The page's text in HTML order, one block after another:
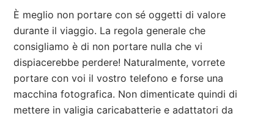
È meglio non portare con sé oggetti di valore
durante il viaggio. La regola generale che
consigliamo è di non portare nulla che vi
dispiacerebbe perdere! Naturalmente, vorrete
portare con voi il vostro telefono e forse una
macchina fotografica. Non dimenticate quindi di
mettere in valigia caricabatterie e adattatori da